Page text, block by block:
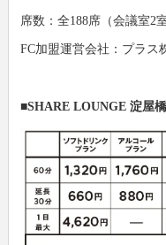
席数：全188席（会議室2
FC加盟運営会社：プラス
■SHARE LOUNGE 淀屋